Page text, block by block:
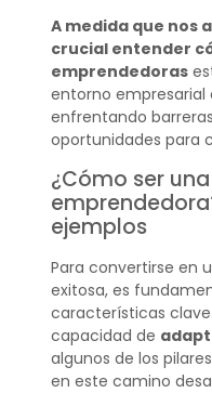
A medida que nos
crucial entender
emprendedoras
entorno empresarial
enfrentando
oportunidades para
¿Cómo ser
ejemplos
Para convertirse en
exitosa, es
características
capacidad de
algunos de los
en este camino